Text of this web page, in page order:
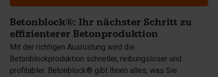
Betonblock®: Ihr nächster Schritt zu
effizienterer Betonproduktion
Mit der richtigen Ausrüstung wird die
Betonblockproduktion schneller, reibungsloser und
profitabler. Betonblock® gibt Ihnen alles, was Sie